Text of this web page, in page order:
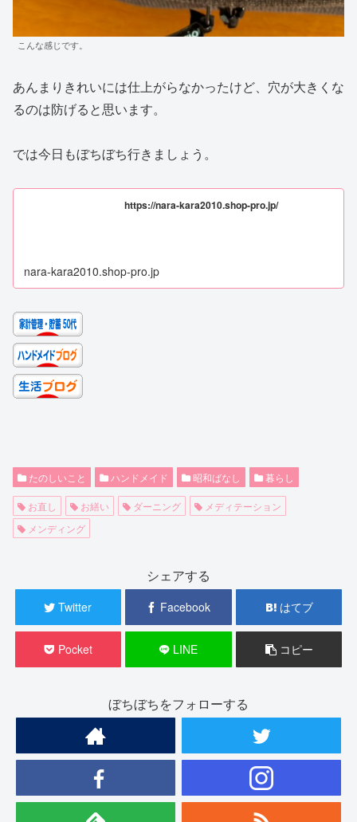
こんな感じです。
あんまりきれいには仕上がらなかったけど、穴が大きくな
るのは防げると思います。
では今日もぼちぼち行きましょう。
https://nara-kara2010.shop-pro.jp/
nara-kara2010.shop-pro.jp
たのしいこと ハンドメイド 昭和ばなし 暮らし
お直し お繕い ダーニング
メディテーション
メンディング
シェアする
Twitter Facebook はてブ
Pocket LINE コピー
ぼちぼちをフォローする